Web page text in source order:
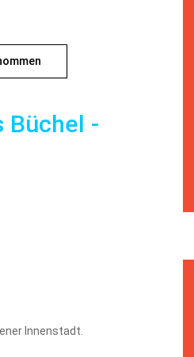
Büchel -
Innenstadt.